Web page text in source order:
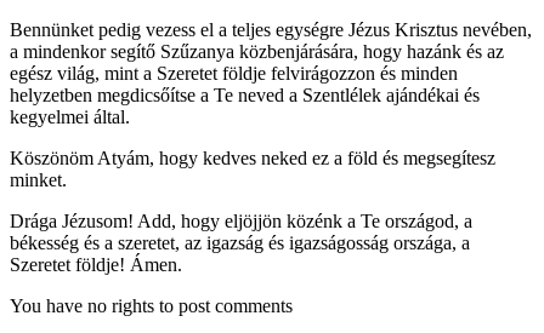
Bennünket pedig vezess el a teljes egységre Jézus Krisztus nevében,
a mindenkor segítő Szűzanya közbenjárására, hogy hazánk és az
egész világ, mint a Szeretet földje felvirágozzon és minden
helyzetben megdicsőítse a Te neved a Szentlélek ajándékai és
kegyelmei által.
Köszönöm Atyám, hogy kedves neked ez a föld és megsegítesz
minket.
Drága Jézusom! Add, hogy eljöjjön közénk a Te országod, a
békesség és a szeretet, az igazság és igazságosság országa, a
Szeretet földje! Ámen.
You have no rights to post comments